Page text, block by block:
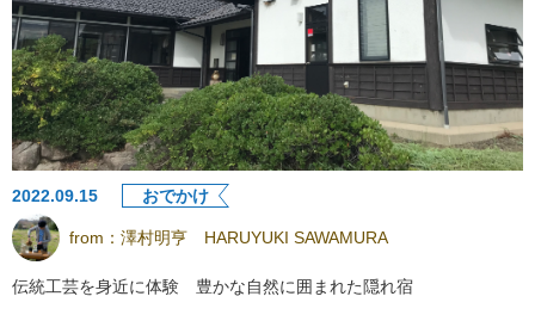
2022.09.15 おでかけ
from： 澤村明亨 HARUYUKI SAWAMURA
伝統工芸を身近に体験 豊かな自然に囲まれた隠れ宿